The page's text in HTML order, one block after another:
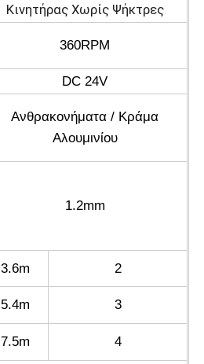
Κινητήρας Χωρίς Ψήκτρες
360RPM
DC 24V
Ανθρακονήματα / Κράμα
Αλουμινίου
1.2mm
3.6m 2
5.4m 3
7.5m 4